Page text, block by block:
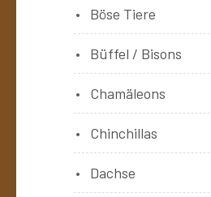
Böse Tiere
Büffel / Bisons
Chamäleons
Chinchillas
Dachse